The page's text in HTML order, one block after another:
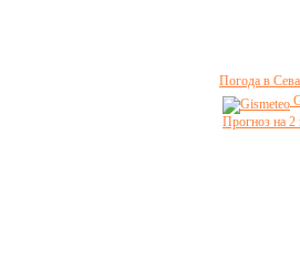
Погода в
Прогноз на 2